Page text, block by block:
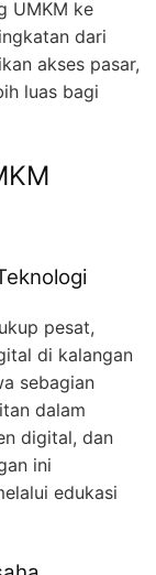
UMKM ke
dari
akses pasar,
luas bagi
pesat,
di kalangan
sebagian
dalam
digital, dan
ini
edukasi